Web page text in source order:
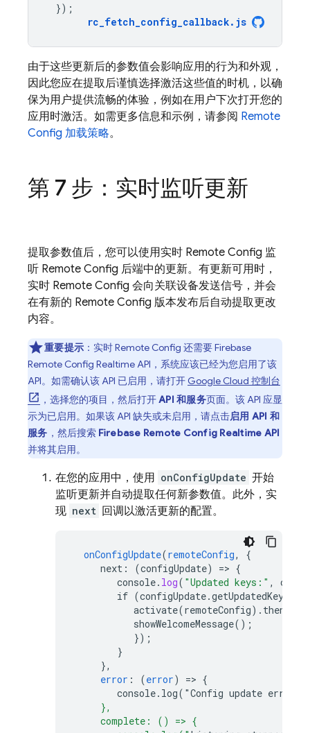
});
rc_fetch_config_callback. js
由于这些更新后的参数值会影响应用的行为和外观，
因此您应在提取后谨慎选择激活这些值的时机，以确
保为用户提供流畅的体验，例如在用户下次打开您的
应用时激活。如需更多信息和示例，请参阅 Remote
Config 加载策略。
第 7 步：实时监听更新
提取参数值后，您可以使用实时 Remote Config 监
听 Remote Config 后端中的更新。有更新可用时，
实时 Remote Config 会向关联设备发送信号，并会
在有新的 Remote Config 版本发布后自动提取更改
内容。
重要提示 ：实时Remote Config 还需要Firebase
Remote Config Realtime API，系统应该已经为您启用了该
API。如需确认该 API 已启用，请打开 Google Cloud 控制台
，选择您的项目，然后打开API 和服务页面。该 API 应显
示为已启用。如果该 API 缺失或未启用，请点击启用 API 和
服务 ，然后搜索 Firebase Remote Config Realtime API
并将其启用。
在您的应用中，使用 onConfigUpdate 开始
监听更新并自动提取任何新参数值。此外，实
现 next 回调以激活更新的配置。
onConfigUpdate(remoteConfig,
{
next : (configUpdate) => {
console. log( "Updated keys:" ,
if
activate(remoteConfig).then(()
showWelcomeMessage() ;
});
}
},
error : (error) => {
console.log("Config update error
     },
     complete: () => {